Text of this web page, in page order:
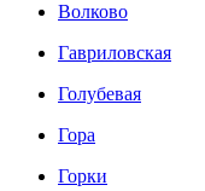
Волково
Гавриловская
Голубевая
Гора
Горки